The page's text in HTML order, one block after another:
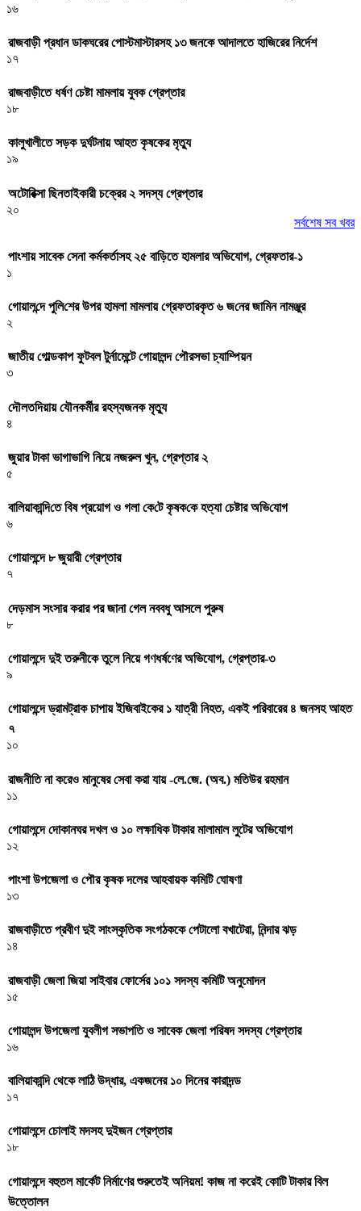
১৬
রাজবাড়ী প্রধান ডাকঘরের পোস্টমাস্টারসহ ১৩ জনকে আদালতে হাজিরের নির্দেশ
১৭
রাজবাড়ীতে ধর্ষণ চেষ্টা মামলায় যুবক গ্রেপ্তার
১৮
কালুখালীতে সড়ক দুর্ঘটনায় আহত কৃষকের মৃত্যু
১৯
অটোরিক্সা ছিনতাইকারী চক্রের ২ সদস্য গ্রেপ্তার
২০
সর্বশেষ সব খবর
পাংশায় সাবেক সেনা কর্মকর্তাসহ ২৫ বাড়িতে হামলার অভিযোগ, গ্রেফতার-১
১
গোয়াল‌ন্দে পু‌লি‌শের উপর হামলা মামলায় গ্রেফতারকৃত ৬ জ‌নের জা‌মিন নামঞ্জুর
২
জাতীয় গোল্ডকাপ ফুটবল টুর্নামেন্টে গোয়ালন্দ পৌরসভা চ্যাম্পিয়ন
৩
দৌলতদিয়ায় যৌনকর্মীর রহস্যজনক মৃত্যু
৪
জুয়ার টাকা ভাগাভাগি নিয়ে নজরুল খুন, গ্রেপ্তার ২
৫
বা‌লিয়াকা‌ন্দি‌তে বিষ প্রয়োগ ও গলা কে‌টে কৃষক‌কে হত্যা চেষ্টার অ‌ভি‌যোগ
৬
গোয়ালন্দে ৮ জুয়ারী গ্রেপ্তার
৭
দেড়মাস সংসার করার পর জানা গেল নববধু আসলে পুরুষ
৮
গোয়ালন্দে দুই তরুনীকে তুলে নিয়ে গণধর্ষণের অভিযোগ, গ্রেপ্তার-৩
৯
গোয়ালন্দে ড্রামট্রাক চাপায় ইজিবাইকের ১ যাত্রী নিহত, একই পরিবারের ৪ জনসহ আহত
৭
১০
রাজনীতি না করেও মানুষের সেবা করা যায় -লে.জে. (অব.) মতিউর রহমান
১১
গোয়ালন্দে দোকানঘর দখল ও ১০ লক্ষাধিক টাকার মালামাল লুটের অভিযোগ
১২
পাংশা উপজেলা ও পৌর কৃষক দলের আহবায়ক কমিটি ঘোষণা
১৩
রাজবাড়ীতে প্রবীণ দুই সাংস্কৃতিক সংগঠককে পেটালো বখাটেরা, নিন্দার ঝড়
১৪
রাজবাড়ী জেলা জিয়া সাইবার ফোর্সের ১০১ সদস্য কমিটি অনুমোদন
১৫
গোয়ালন্দ উপজেলা যুবলীগ সভাপতি ও সাবেক জেলা পরিষদ সদস্য গ্রেপ্তার
১৬
বালিয়াকান্দি থেকে লাঠি উদ্ধার, একজনের ১০ দিনের কারাদন্ড
১৭
গোয়ালন্দে চোলাই মদসহ দুইজন গ্রেপ্তার
১৮
গোয়ালন্দে বহুতল মার্কেট নির্মাণের শুরুতেই অনিয়ম! কাজ না করেই কোটি টাকার বিল
উত্তোলন